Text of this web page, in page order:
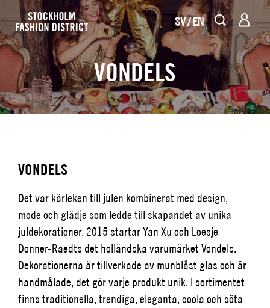
SV EN
VONDELS
VONDELS
Det var kärleken till julen kombinerat med design,
mode och glädje som ledde till skapandet av unika
juldekorationer. 2015 startar Yan Xu och Loesje
Donner-Raedts det holländska varumärket Vondels.
Dekorationerna är tillverkade av munblåst glas och är
handmålade, det gör varje produkt unik. I sortimentet
finns traditionella, trendiga, eleganta, coola och söta